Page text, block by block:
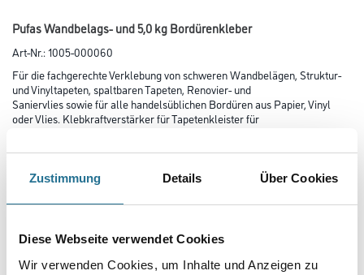
Zustimmung Details Über Cookies
Diese Webseite verwendet Cookies
Wir verwenden Cookies, um Inhalte und Anzeigen zu
Pufas Wandbelags- und 5,0 kg Bordürenkleber
Art-Nr.:1005-000060
Für die fachgerechte Verklebung von schweren Wandbelägen, Struktur-
und Vinyltapeten, spaltbaren Tapeten, Renovier- und
Saniervlies sowie für alle handelsüblichen Bordüren aus Papier, Vinyl
oder Vlies. Klebkraftverstärker für Tapetenkleister für
etc.)